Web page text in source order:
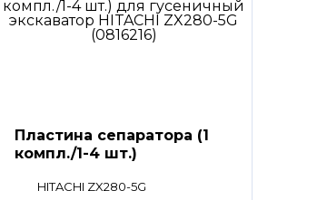
Пластина сепаратора (1
компл./1-4 шт.)
HITACHI ZX280-5G